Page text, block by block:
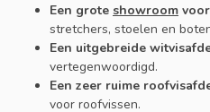
Een grote showroom
stretchers, stoelen en
Een uitgebreide
vertegenwoordigd.
Een zeer ruime
voor roofvissen.